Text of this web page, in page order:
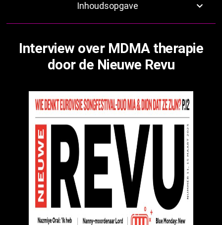
Inhoudsopgave
Interview over MDMA therapie
door de Nieuwe Revu